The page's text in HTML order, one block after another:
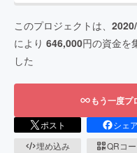
このプロジェクトは、
により 646,000円の資金を
した
もう一度プ
ポスト シェア
埋め込み
QRコ